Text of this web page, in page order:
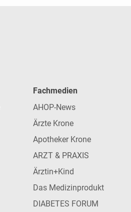
Fachmedien
AHOP-News
Ärzte Krone
Apotheker Krone
ARZT & PRAXIS
Ärztin+Kind
Das Medizinprodukt
DIABETES FORUM